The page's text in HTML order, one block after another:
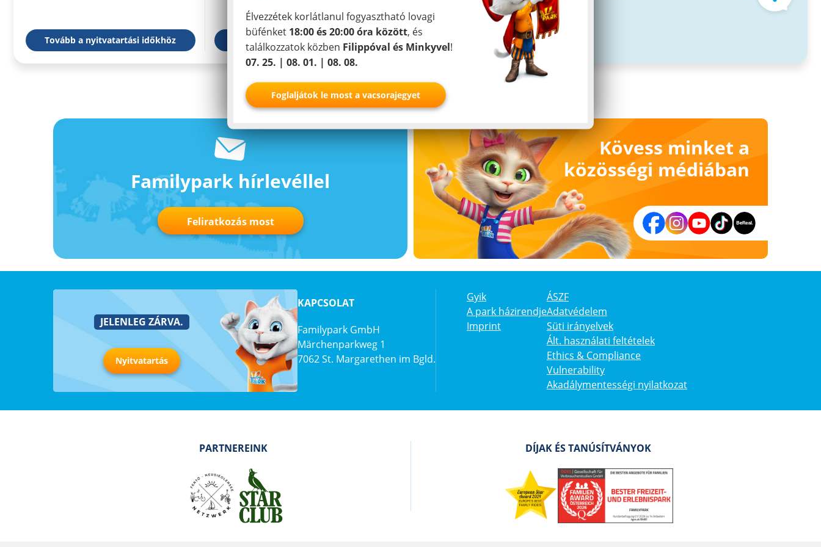
Tovább a nyitvatartási időkhöz Időjárás app
végezve.
A tanulmányról
Familypark hírlevéllel
Feliratkozás most
Kövess minket a
közösségi médiában
JELENLEG ZÁRVA.
Nyitvatartás
KAPCSOLAT
Familypark GmbH
Märchenparkweg 1
7062 St. Margarethen im Bgld.
Gyik
A park házirendje
Imprint
ÁSZF
Adatvédelem
Süti irányelvek
Ált. használati feltételek
Ethics & Compliance
Vulnerability
Akadálymentességi nyilatkozat
PARTNEREINK DÍJAK ÉS TANÚSÍTVÁNYOK
Élvezzétek korlátlanul fogyasztható lovagi
büfénket 18:00 és 20:00 óra között, és
találkozzatok közben Filippóval és Minkyvel!
07. 25. | 08. 01. | 08. 08.
Foglaljátok le most a vacsorajegyet